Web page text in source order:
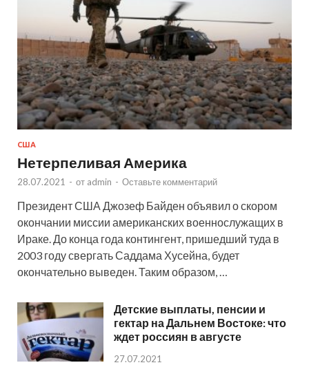
США
Нетерпеливая Америка
28.07.2021 - от admin - Оставьте комментарий
Президент США Джозеф Байден объявил о скором
окончании миссии американских военнослужащих в
Ираке. До конца года контингент, пришедший туда в
2003 году свергать Саддама Хусейна, будет
окончательно выведен. Таким образом, …
Детские выплаты, пенсии и
гектар на Дальнем Востоке: что
ждет россиян в августе
27.07.2021